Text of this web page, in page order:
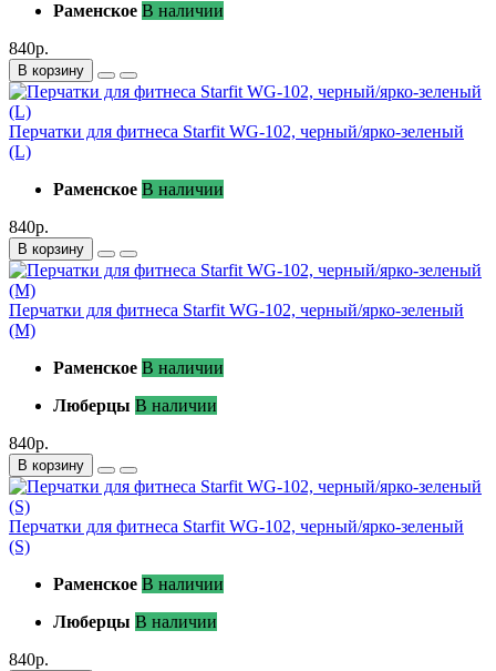
Раменское В наличии
840р.
В корзину
Перчатки для фитнеса Starfit WG-102, черный/ярко-зеленый
(L)
Раменское В наличии
840р.
В корзину
Перчатки для фитнеса Starfit WG-102, черный/ярко-зеленый
(M)
Раменское В наличии
Люберцы В наличии
840р.
В корзину
Перчатки для фитнеса Starfit WG-102, черный/ярко-зеленый
(S)
Раменское В наличии
Люберцы В наличии
840р.